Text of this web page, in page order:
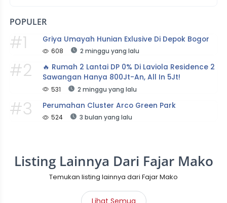
POPULER
#1 Griya Umayah Hunian Exlusive Di Depok Bogor
608 2 minggu yang lalu
#2
🔥 Rumah 2 Lantai DP 0% Di Laviola Residence 2
Sawangan Hanya 800Jt-An, All In 5Jt!
531 2 minggu yang lalu
#3 Perumahan Cluster Arco Green Park
524 3 bulan yang lalu
Listing Lainnya Dari Fajar Mako
Temukan listing lainnya dari Fajar Mako